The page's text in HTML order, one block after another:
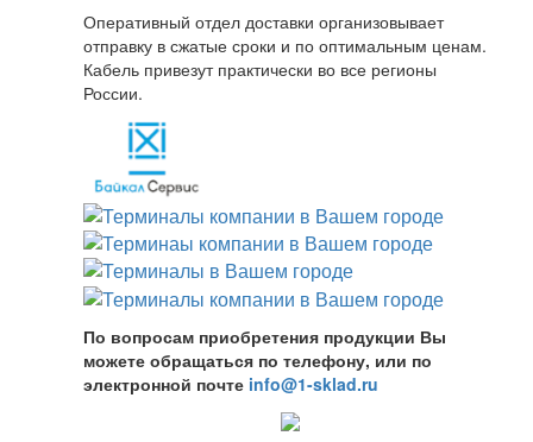
Оперативный отдел доставки организовывает
отправку в сжатые сроки и по оптимальным ценам.
Кабель привезут практически во все регионы
России.
По вопросам приобретения продукции Вы
можете обращаться по телефону, или по
электронной почте info@1-sklad.ru